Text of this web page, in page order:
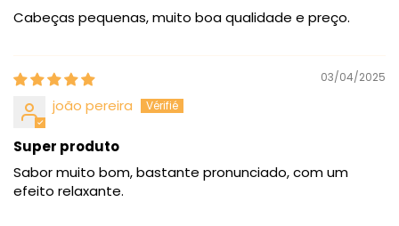
Cabeças pequenas, muito boa qualidade e preço.
03/04/2025
joão pereira
Super produto
Sabor muito bom, bastante pronunciado, com um
efeito relaxante.